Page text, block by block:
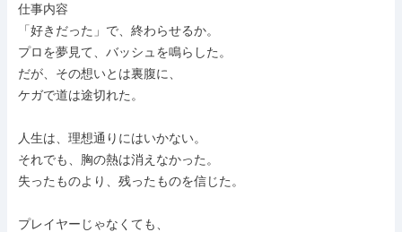
仕事内容
「好きだった」で、終わらせるか。
プロを夢見て、バッシュを鳴らした。
だが、その想いとは裏腹に、
ケガで道は途切れた。
人生は、理想通りにはいかない。
それでも、胸の熱は消えなかった。
失ったものより、残ったものを信じた。
プレイヤーじゃなくても、